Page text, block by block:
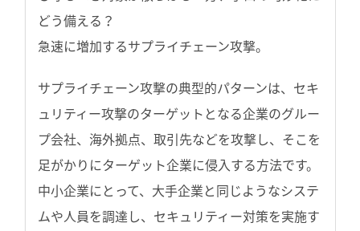
どう備える？
急速に増加するサプライチェーン攻撃。
サプライチェーン攻撃の典型的パターンは、セキ
ュリティー攻撃のターゲットとなる企業のグルー
プ会社、海外拠点、取引先などを攻撃し、そこを
足がかりにターゲット企業に侵入する方法です。
中小企業にとって、大手企業と同じようなシステ
ムや人員を調達し、セキュリティー対策を実施す